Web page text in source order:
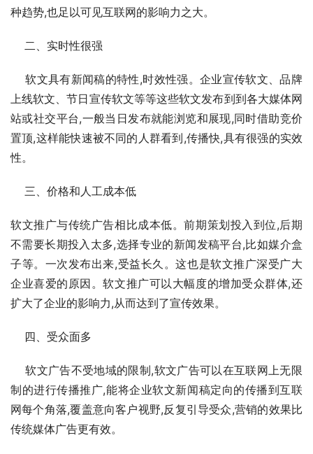
种趋势,也足以可见互联网的影响力之大。
    二、实时性很强
    软文具有新闻稿的特性,时效性强。企业宣传软文、品牌
上线软文、节日宣传软文等等这些软文发布到到各大媒体网
站或社交平台,一般当日发布就能浏览和展现,同时借助竞价
置顶,这样能快速被不同的人群看到,传播快,具有很强的实效
性。
    三、价格和人工成本低
软文推广与传统广告相比成本低。前期策划投入到位,后期
不需要长期投入太多,选择专业的新闻发稿平台,比如媒介盒
子等。一次发布出来,受益长久。这也是软文推广深受广大
企业喜爱的原因。软文推广可以大幅度的增加受众群体,还
扩大了企业的影响力,从而达到了宣传效果。
    四、受众面多
    软文广告不受地域的限制,软文广告可以在互联网上无限
制的进行传播推广,能将企业软文新闻稿定向的传播到互联
网每个角落,覆盖意向客户视野,反复引导受众,营销的效果比
传统媒体广告更有效。